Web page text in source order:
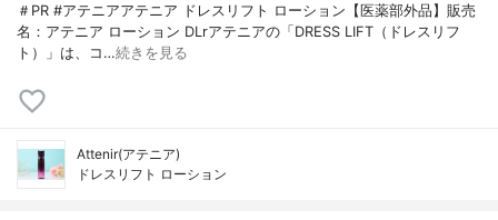
＃PR #アテニアアテニア ドレスリフト ローション【医薬部外品】販売
名：アテニア ローション DLrアテニアの「DRESS LIFT（ドレスリフ
ト）」は、コ…続きを見る
Attenir(アテニア)
ドレスリフト ローション